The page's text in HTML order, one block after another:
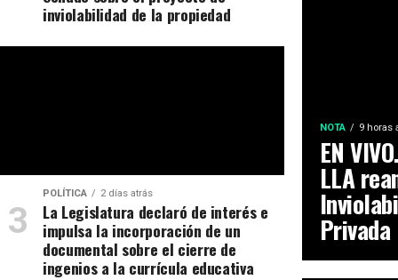
NOTA 9 horas
EN
LLA
Privada
inviolabilidad de la propiedad
POLÍTICA 2 días atrás
La Legislatura declaró de interés e
impulsa la incorporación de un
documental sobre el cierre de
ingenios a la currícula educativa